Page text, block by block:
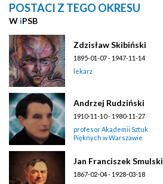
POSTACI Z TEGO OKRESU
W iPSB
Zdzisław Skibiński
1895-01-07 - 1947-11-14
lekarz
Andrzej Rudziński
1910-11-10 - 1980-11-27
profesor Akademii Sztuk
Pięknych w Warszawie
Jan Franciszek Smulski
1867-02-04 - 1928-03-18